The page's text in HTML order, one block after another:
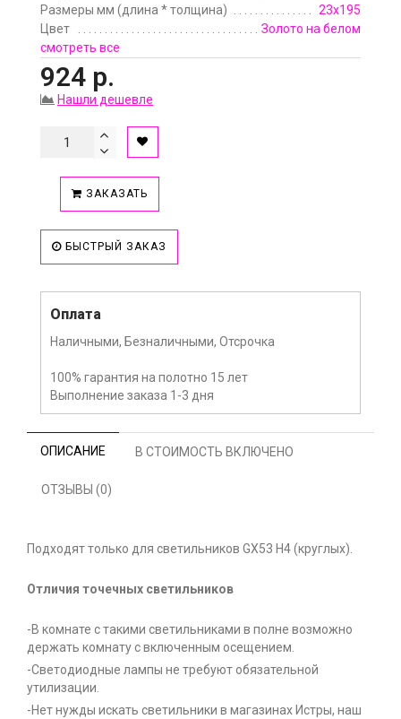
Размеры мм (длина * толщина)
23х195
Цвет
Золото на белом
смотреть все
924 р.
Нашли дешевле
ЗАКАЗАТЬ
БЫСТРЫЙ ЗАКАЗ
Оплата
Наличными, Безналичными, Отсрочка
100% гарантия на полотно 15 лет
Выполнение заказа 1-3 дня
ОПИСАНИЕ В СТОИМОСТЬ ВКЛЮЧЕНО
ОТЗЫВЫ (0)
Подходят только для светильников GX53 Н4 (круглых).
Отличия точечных светильников
-В комнате с такими светильниками в полне возможно
держать комнату с включенным осещением.
-Светодиодные лампы не требуют обязательной
утилизации.
-Нет нужды искать светильники в магазинах Истры, наш